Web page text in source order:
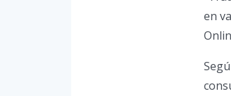
en